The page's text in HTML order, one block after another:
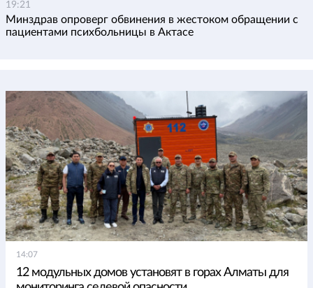
19:21
Минздрав опроверг обвинения в жестоком обращении с
пациентами психбольницы в Актасе
14:07
12 модульных домов установят в горах Алматы для